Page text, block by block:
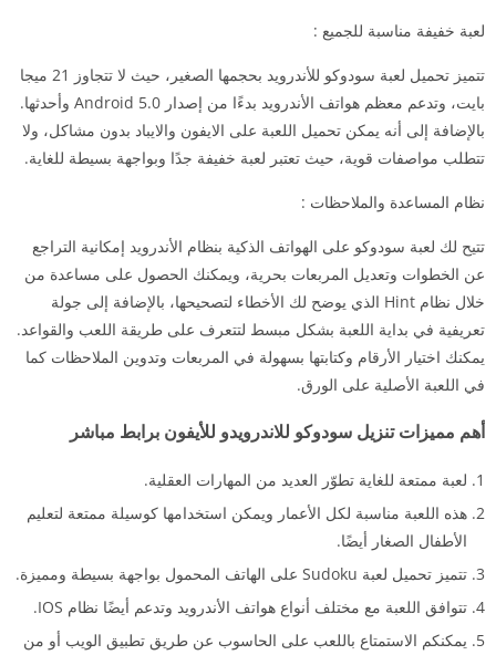
لعبة خفيفة مناسبة للجميع :
تتميز تحميل لعبة سودوكو للأندرويد بحجمها الصغير، حيث لا تتجاوز 21 ميجا
بايت، وتدعم معظم هواتف الأندرويد بدءًا من إصدار Android 5.0 وأحدثها.
بالإضافة إلى أنه يمكن تحميل اللعبة على الايفون والايباد بدون مشاكل، ولا
تتطلب مواصفات قوية، حيث تعتبر لعبة خفيفة جدًا وبواجهة بسيطة للغاية.
نظام المساعدة والملاحظات :
تتيح لك لعبة سودوكو على الهواتف الذكية بنظام الأندرويد إمكانية التراجع
عن الخطوات وتعديل المربعات بحرية، ويمكنك الحصول على مساعدة من
خلال نظام Hint الذي يوضح لك الأخطاء لتصحيحها، بالإضافة إلى جولة
تعريفية في بداية اللعبة بشكل مبسط لتتعرف على طريقة اللعب والقواعد.
يمكنك اختيار الأرقام وكتابتها بسهولة في المربعات وتدوين الملاحظات كما
في اللعبة الأصلية على الورق.
أهم مميزات تنزيل سودوكو للاندرويدو للأيفون برابط مباشر
لعبة ممتعة للغاية تطوّر العديد من المهارات العقلية.
هذه اللعبة مناسبة لكل الأعمار ويمكن استخدامها كوسيلة ممتعة لتعليم
الأطفال الصغار أيضًا.
تتميز تحميل لعبة Sudoku على الهاتف المحمول بواجهة بسيطة ومميزة.
تتوافق اللعبة مع مختلف أنواع هواتف الأندرويد وتدعم أيضًا نظام IOS.
يمكنكم الاستمتاع باللعب على الحاسوب عن طريق تطبيق الويب أو من